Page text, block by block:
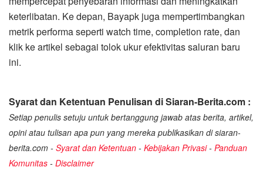
keterlibatan. Ke depan, Bayapk juga mempertimbangkan
metrik performa seperti watch time, completion rate, dan
klik ke artikel sebagai tolok ukur efektivitas saluran baru
ini.
Syarat dan Ketentuan Penulisan di Siaran-Berita.com :
Setiap penulis setuju untuk bertanggung jawab atas berita, artikel,
opini atau tulisan apa pun yang mereka publikasikan di siaran-
berita.com - Syarat dan Ketentuan - Kebijakan Privasi- Panduan
Komunitas - Disclaimer